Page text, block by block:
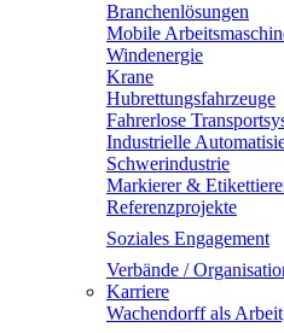
Branchenlösungen
Mobile
Windenergie
Krane
Hubrettungsfahrzeuge
Fahrerlose
Industrielle
Schwerindustrie
Markierer &
Referenzprojekte
Soziales Engagement
Verbände /
Karriere
Wachendorff als